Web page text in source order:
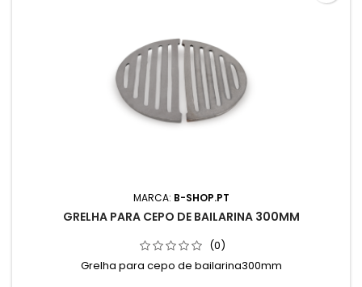
MARCA: B-SHOP.PT
GRELHA PARA CEPO DE BAILARINA 300MM
(0)
Grelha para cepo de bailarina300mm